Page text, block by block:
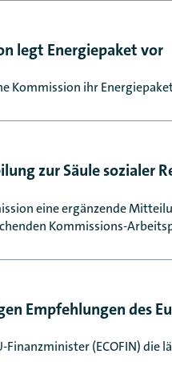
legt Energiepaket vor
Kommission ihr
zur Säule sozialer
eine ergänzende
Kommissions-
Empfehlungen des
Finanzminister (ECOFIN)